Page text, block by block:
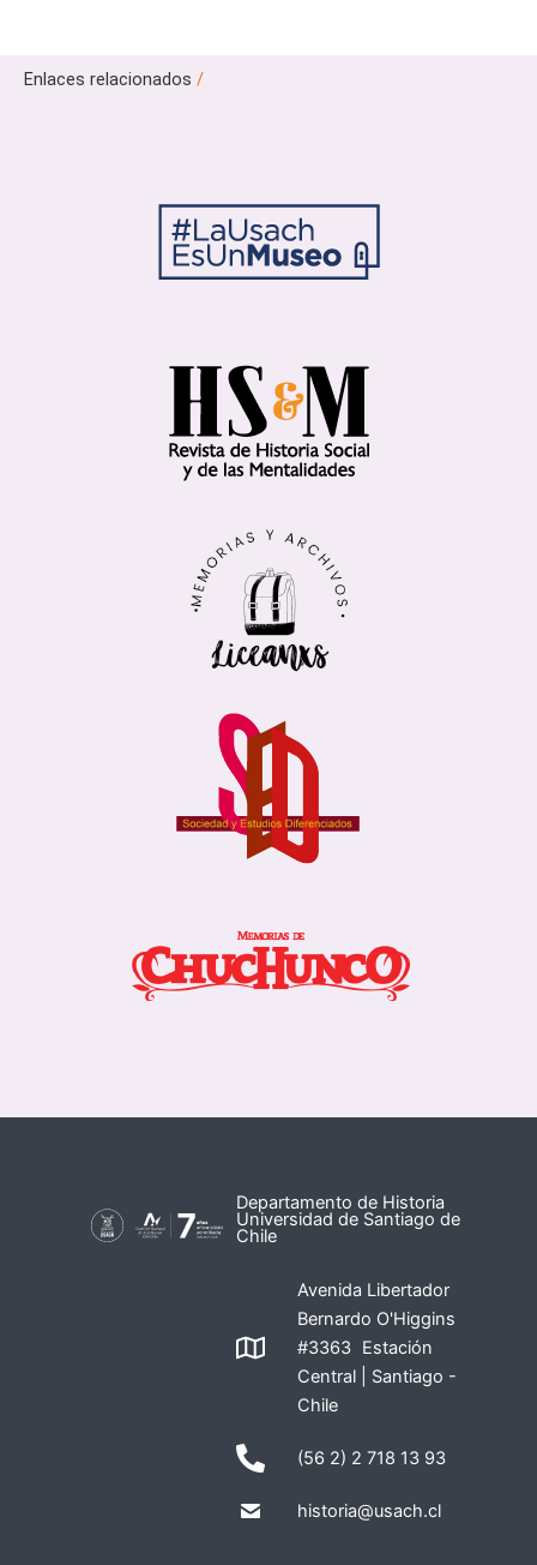
Enlaces relacionados /
Departamento de Historia
Universidad de Santiago de
Chile
Avenida Libertador
Bernardo O'Higgins
#3363 Estación
Central | Santiago -
Chile
(56 2) 2 718 13 93
historia@usach.cl